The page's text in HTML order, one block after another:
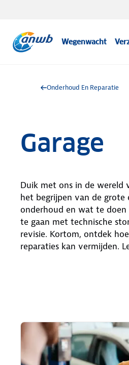
Wegenwacht
Onderhoud En Reparatie
Garage
Duik met ons in de wereld
het begrijpen van de
onderhoud en wat te doen
te gaan met technische
revisie. Kortom, ontdek
reparaties kan vermijden.